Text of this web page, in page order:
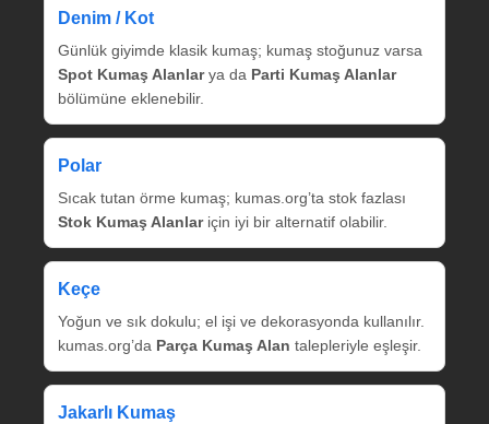
Denim / Kot
Günlük giyimde klasik kumaş; kumaş stoğunuz varsa
Spot Kumaş Alanlarya da Parti Kumaş Alanlar
bölümüne eklenebilir.
Polar
Sıcak tutan örme kumaş; kumas.org’ta stok fazlası
Stok Kumaş Alanlariçin iyi bir alternatif olabilir.
Keçe
Yoğun ve sık dokulu; el işi ve dekorasyonda kullanılır.
kumas.org’da Parça Kumaş Alan talepleriyle eşleşir.
Jakarlı Kumaş